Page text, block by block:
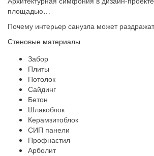
площадью…
Почему интерьер санузла может
Стеновые материалы
Забор
Плиты
Потолок
Сайдинг
Бетон
Шлакоблок
Керамзитоблок
СИП панели
Профнастил
Арболит